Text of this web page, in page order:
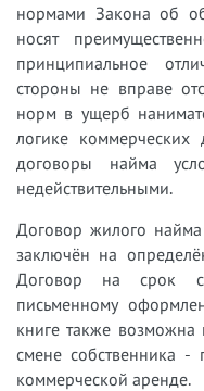
нормами Закона об
носят
принципиальное
стороны не вправе
норм в ущерб
логике
договоры найма
недействительными.
Договор жилого
заключён на
Договор на срок
письменному
книге также возможна
смене собственника
коммерческой аренде.